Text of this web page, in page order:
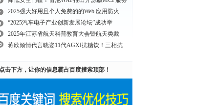
2025强大好用且个人免费的的Web 应用防火
“2025汽车电子产业创新发展论坛”成功举
2025年江苏省航天科普教育大会暨航天类裁
蒋欣倾情代言晓姿11代AGXI抗糖饮！三相抗
击下方，让你的信息霸占百度搜索顶部！